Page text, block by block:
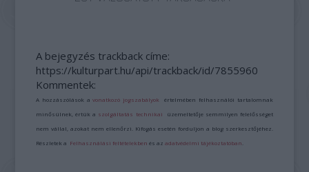
A bejegyzés trackback címe:
https://kulturpart.hu/api/trackback/id/7855960
Kommentek:
A hozzászólások avonatkozó jogszabályok értelmében felhasználói tartalomnak
minősülnek, értük a szolgáltatás technikai üzemeltetője semmilyen felelősséget
nem vállal, azokat nem ellenőrzi. Kifogás esetén forduljon a blog szerkesztőjéhez.
Részletek a Felhasználási feltételekben és azadatvédelmi tájékoztatóban